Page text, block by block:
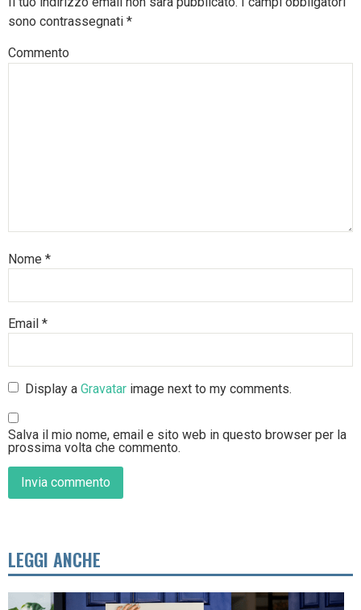
sono contrassegnati *
Commento
Nome *
Email *
Display aGravatar image next to my comments.
Salva il mio nome, email e sito web in questo browser per la
prossima volta che commento.
LEGGI ANCHE